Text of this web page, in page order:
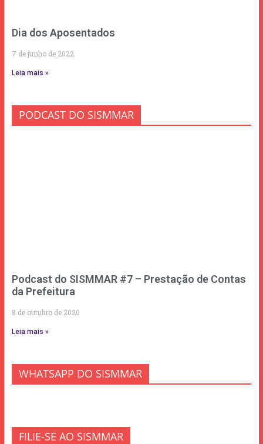
Dia dos Aposentados
7 de junho de 2022
Leia mais »
PODCAST DO SISMMAR
Podcast do SISMMAR #7 – Prestação de Contas
da Prefeitura
8 de outubro de 2020
Leia mais »
WHATSAPP DO SISMMAR
FILIE-SE AO SISMMAR